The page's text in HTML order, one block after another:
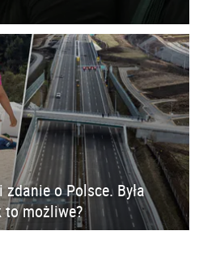
o Polsce. Była
to możliwe?